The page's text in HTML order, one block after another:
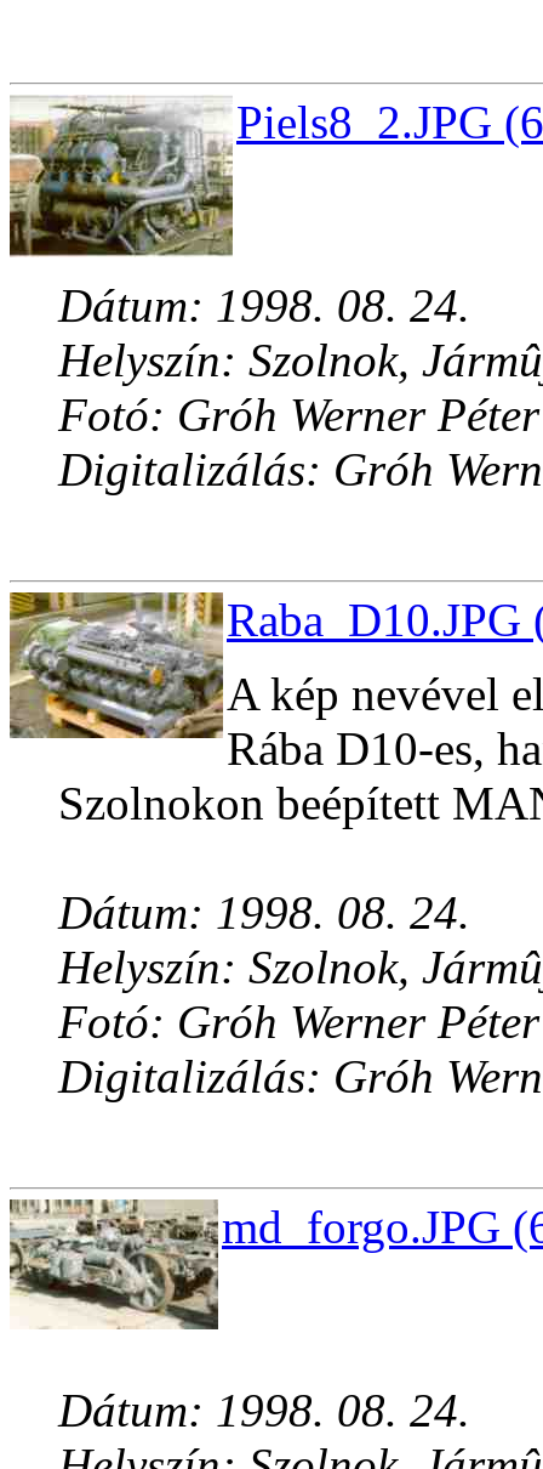
Piels8_2.JPG
Dátum: 1998. 08. 24.
Helyszín: Szolnok,
Fotó: Gróh Werner Péter
Digitalizálás: Gróh
Raba_D10.JPG
A kép nevével
Rába D10-es,
Szolnokon beépített
Dátum: 1998. 08. 24.
Helyszín: Szolnok,
Fotó: Gróh Werner Péter
Digitalizálás: Gróh
md_forgo.JPG
Dátum: 1998. 08. 24.